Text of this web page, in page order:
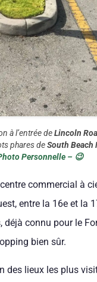
à l’entrée deLincoln
phares deSouth Beach
Personnelle – 😉
commercial à
entre la 16e et la
connu pour le
bien sûr.
des lieux les plus